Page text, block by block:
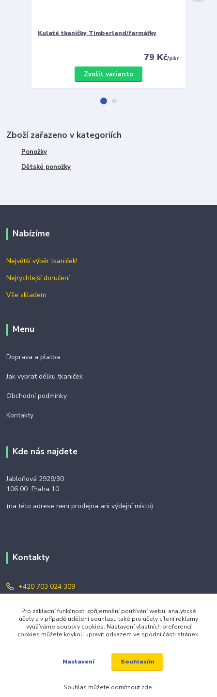
Kulaté tkaničky Timberland/farmářky
79 Kč/pár
Zvolit variantu
Zboží zařazeno v kategoriích
Ponožky
Dětské ponožky
Nabízíme
Největší výběr tkaniček!
Nejrychlejší doručení
Vše skladem
Menu
Doprava a platba
Jak vybrat délku tkaniček
Obchodní podmínky
Kontakty
Kde nás najdete
Jabloňová 2929/30
106 00 Praha 10
(na této adrese není prodejna ani výdejní místo)
Kontakty
+420 703 024 309
objednavky@zavazuj.cz
Pro základní funkčnost, zpříjemnění používání webu, analytické
účely a v případě udělení souhlasu také pro účely cílení reklamy
využíváme soubory cookies. Nastavení vlastních preferencí
cookies můžete kdykoli upravit odkazem ve spodní části stránek.
Nastavení Souhlasím
Souhlas můžete odmítnout zde.